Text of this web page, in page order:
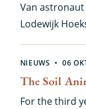
Van
Lodewijk
basisschool:
aandacht voor
verder voor
The Soil
NIEUWS 06
For the third